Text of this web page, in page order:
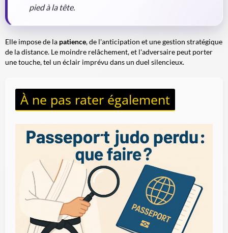
pied à la tête.
Elle impose de la patience, de l'anticipation et une gestion stratégique
de la distance. Le moindre relâchement, et l'adversaire peut porter
une touche, tel un éclair imprévu dans un duel silencieux.
À ne pas rater également